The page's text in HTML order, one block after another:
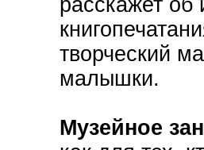
расскажет об
творческий
малышки.
Музейное